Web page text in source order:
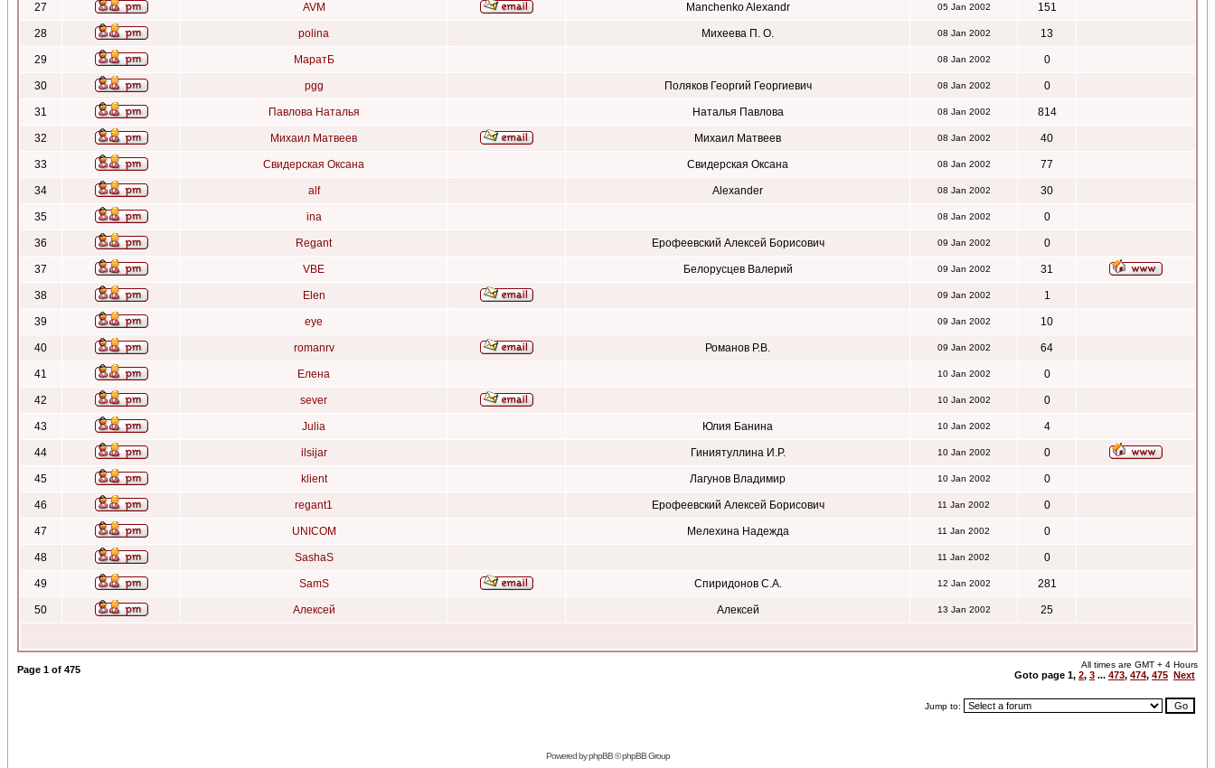
27 AVM Manchenko Alexandr 05 Jan 2002 151
28 polina Михеева П. О. 08 Jan 2002 13
29 МаратБ 08 Jan 2002 0
30 pgg Поляков Георгий Георгиевич 08 Jan 2002 0
31 Павлова Наталья Наталья Павлова 08 Jan 2002 814
32 Михаил Матвеев Михаил Матвеев 08 Jan 2002 40
33 Свидерская Оксана Свидерская Оксана 08 Jan 2002 77
34 alf Alexander 08 Jan 2002 30
35 ina 08 Jan 2002 0
36 Regant Ерофеевский Алексей Борисович 09 Jan 2002 0
37 VBE Белорусцев Валерий 09 Jan 2002 31
38 Elen 09 Jan 2002 1
39 eye 09 Jan 2002 10
40 romanrv Романов Р.В. 09 Jan 2002 64
41 Елена 10 Jan 2002 0
42 sever 10 Jan 2002 0
43 Julia Юлия Банина 10 Jan 2002 4
44 ilsijar Гиниятуллина И.Р. 10 Jan 2002 0
45 klient Лагунов Владимир 10 Jan 2002 0
46 regant1 Ерофеевский Алексей Борисович 11 Jan 2002 0
47 UNICOM Мелехина Надежда 11 Jan 2002 0
48 SashaS 11 Jan 2002 0
49 SamS Спиридонов С.А. 12 Jan 2002 281
50 Алексей Алексей 13 Jan 2002 25
Page 1 of 475 All times are GMT + 4 Hours
Goto page 1, 2, 3 ... 473, 474, 475 Next
Jump to:
Powered byphpBB© phpBB Group